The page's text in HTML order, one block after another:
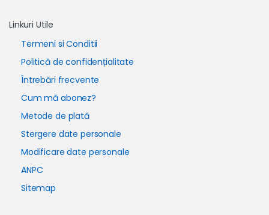
Linkuri Utile
Termeni si Conditii
Politică de confidențialitate
Întrebări frecvente
Cum mă abonez?
Metode de plată
Stergere date personale
Modificare date personale
ANPC
Sitemap